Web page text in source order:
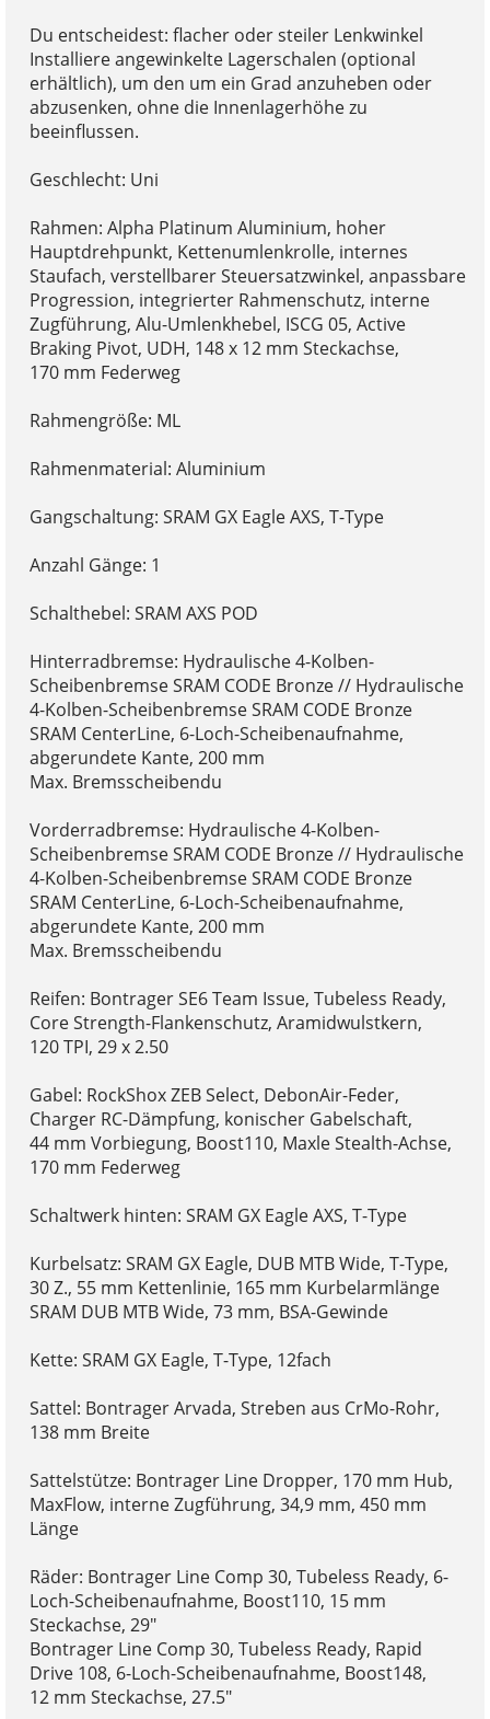
Du entscheidest: flacher oder steiler Lenkwinkel
Installiere angewinkelte Lagerschalen (optional
erhältlich), um den um ein Grad anzuheben oder
abzusenken, ohne die Innenlagerhöhe zu
beeinflussen.
Geschlecht: Uni
Rahmen: Alpha Platinum Aluminium, hoher
Hauptdrehpunkt, Kettenumlenkrolle, internes
Staufach, verstellbarer Steuersatzwinkel, anpassbare
Progression, integrierter Rahmenschutz, interne
Zugführung, Alu-Umlenkhebel, ISCG 05, Active
Braking Pivot, UDH, 148 x 12 mm Steckachse,
170 mm Federweg
Rahmengröße: ML
Rahmenmaterial: Aluminium
Gangschaltung: SRAM GX Eagle AXS, T-Type
Anzahl Gänge: 1
Schalthebel: SRAM AXS POD
Hinterradbremse: Hydraulische 4-Kolben-
Scheibenbremse SRAM CODE Bronze // Hydraulische
4-Kolben-Scheibenbremse SRAM CODE Bronze
SRAM CenterLine, 6-Loch-Scheibenaufnahme,
abgerundete Kante, 200 mm
Max. Bremsscheibendu
Vorderradbremse: Hydraulische 4-Kolben-
Scheibenbremse SRAM CODE Bronze // Hydraulische
4-Kolben-Scheibenbremse SRAM CODE Bronze
SRAM CenterLine, 6-Loch-Scheibenaufnahme,
abgerundete Kante, 200 mm
Max. Bremsscheibendu
Reifen: Bontrager SE6 Team Issue, Tubeless Ready,
Core Strength-Flankenschutz, Aramidwulstkern,
120 TPI, 29 x 2.50
Gabel: RockShox ZEB Select, DebonAir-Feder,
Charger RC-Dämpfung, konischer Gabelschaft,
44 mm Vorbiegung, Boost110, Maxle Stealth-Achse,
170 mm Federweg
Schaltwerk hinten: SRAM GX Eagle AXS, T-Type
Kurbelsatz: SRAM GX Eagle, DUB MTB Wide, T-Type,
30 Z., 55 mm Kettenlinie, 165 mm Kurbelarmlänge
SRAM DUB MTB Wide, 73 mm, BSA-Gewinde
Kette: SRAM GX Eagle, T-Type, 12fach
Sattel: Bontrager Arvada, Streben aus CrMo-Rohr,
138 mm Breite
Sattelstütze: Bontrager Line Dropper, 170 mm Hub,
MaxFlow, interne Zugführung, 34,9 mm, 450 mm
Länge
Räder: Bontrager Line Comp 30, Tubeless Ready, 6-
Loch-Scheibenaufnahme, Boost110, 15 mm
Steckachse, 29"
Bontrager Line Comp 30, Tubeless Ready, Rapid
Drive 108, 6-Loch-Scheibenaufnahme, Boost148,
12 mm Steckachse, 27.5"